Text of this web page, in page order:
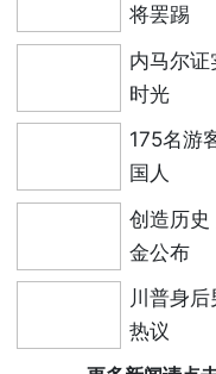
将罢踢
内马尔
时光
175名游
国人
创造历史
金公布
川普身
热议